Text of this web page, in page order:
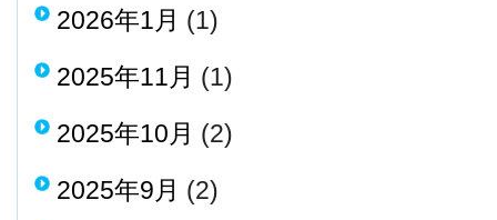
2026年1月 (1)
2025年11月 (1)
2025年10月 (2)
2025年9月 (2)